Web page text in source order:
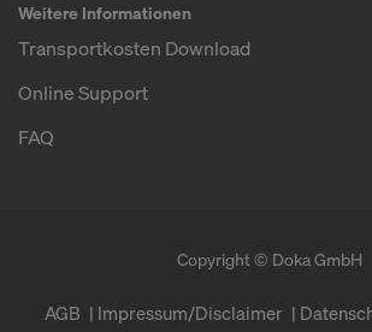
Weitere Informationen
Transportkosten Download
Online Support
FAQ
Copyright © Doka GmbH
AGB Impressum/Disclaimer
SIND SIE MIT DER
VON COOKIES UND DER
ÜBERMITTLUNG IHRER
PERSONENBEZOGENEN
DIE USA EINVERSTANDEN?